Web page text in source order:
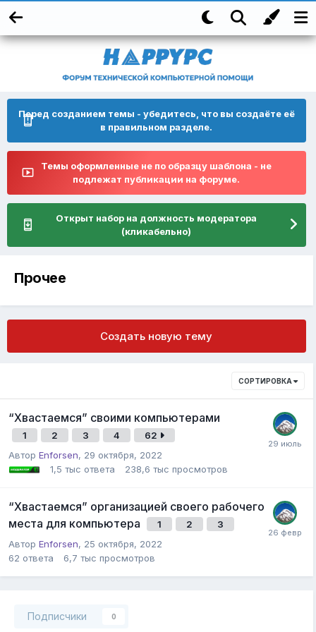
Перед созданием темы - убедитесь, что вы создаёте её
в правильном разделе.
Темы оформленные не по образцу шаблона - не
подлежат публикации на форуме.
Открыт набор на должность модератора
(кликабельно)
Прочее
Создать новую тему
СОРТИРОВКА
“Хвастаемся” своими компьютерами
1 2 3 4
62
Автор Enforsen, 29 октября, 2022
1,5 тыс ответа 238,6 тыс просмотров
“Хвастаемся” организацией своего рабочего
места для компьютера
1 2
3
Автор Enforsen, 25 октября, 2022
62 ответа 6,7 тыс просмотров
Подписчики 0